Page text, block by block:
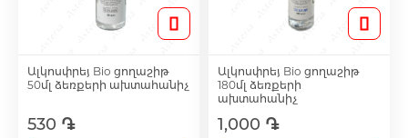
Ալկոսփրեյ Bio ցողաշիթ
50մլ ձեռքերի ախտահանիչ
530 ֏
Ալկոսփրեյ Bio ցողաշիթ
180մլ ձեռքերի
ախտահանիչ
1,000 ֏